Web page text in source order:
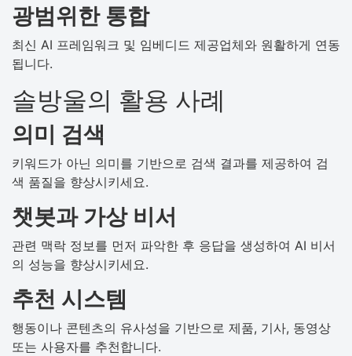
광범위한 통합
최신 AI 프레임워크 및 임베디드 제공업체와 원활하게 연동
됩니다.
솔방울의 활용 사례
의미 검색
키워드가 아닌 의미를 기반으로 검색 결과를 제공하여 검
색 품질을 향상시키세요.
챗봇과 가상 비서
관련 맥락 정보를 먼저 파악한 후 응답을 생성하여 AI 비서
의 성능을 향상시키세요.
추천 시스템
행동이나 콘텐츠의 유사성을 기반으로 제품, 기사, 동영상
또는 사용자를 추천합니다.